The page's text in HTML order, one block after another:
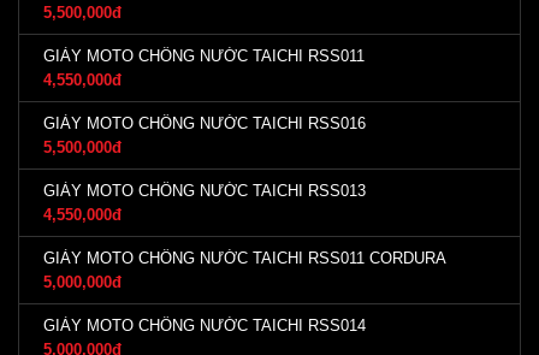
5,500,000đ
GIÀY MOTO CHỐNG NƯỚC TAICHI RSS011
4,550,000đ
GIÀY MOTO CHỐNG NƯỚC TAICHI RSS016
5,500,000đ
GIÀY MOTO CHỐNG NƯỚC TAICHI RSS013
4,550,000đ
GIÀY MOTO CHỐNG NƯỚC TAICHI RSS011 CORDURA
5,000,000đ
GIÀY MOTO CHỐNG NƯỚC TAICHI RSS014
5,000,000đ